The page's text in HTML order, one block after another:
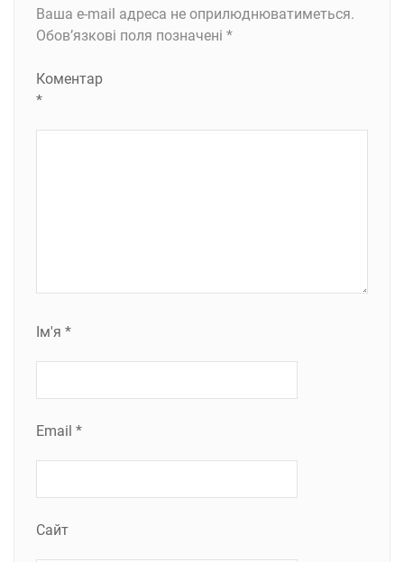
Ваша e-mail адреса не оприлюднюватиметься.
Обов’язкові поля позначені *
Коментар
*
Ім'я *
Email *
Сайт